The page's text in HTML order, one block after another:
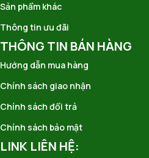
Sản phẩm khác
Thông tin ưu đãi
THÔNG TIN BÁN HÀNG
Hướng dẫn mua hàng
Chính sách giao nhận
Chính sách đổi trả
Chính sách bảo mật
LINK LIÊN HỆ: